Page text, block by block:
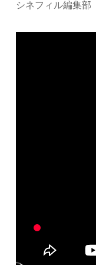
シネフィル編集